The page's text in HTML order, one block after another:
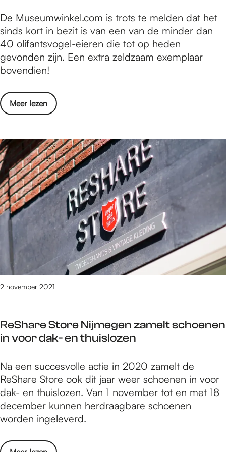
o
y
o
u
r
a
t
a
n
1
5
t
/
m
o
v
b
e
e
l
l
o
:
a
n
n
t
o
y
o
t
a
5
t
m
2
8
n
o
e
H
e
t
g
r
o
t
e
e
i
o
o
i
g
t
n
d
e
u
s
e
u
m
De Museumwinkel.com is trots te melden dat het
sinds kort in bezit is van een van de minder dan
40 olifantsvogel-eieren die tot op heden
gevonden zijn. Een extra zeldzaam exemplaar
bovendien!
Meer lezen
o
v
H
e
t
g
r
t
e
o
o
t
…
l
i
g
i
ReShare Store Nijmegen zamelt schoenen
in voor dak- en thuislozen
2 november 2021
R
e
S
h
a
e
Na een succesvolle actie in 2020 zamelt de
ReShare Store ook dit jaar weer schoenen in voor
dak- en thuislozen. Van 1 november tot en met 18
december kunnen herdraagbare schoenen
worden ingeleverd.